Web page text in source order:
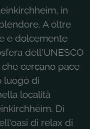
in
A oltre
e dolcemente
dell'UNESCO
cercano pace
luogo di
località
Dì
di relax di